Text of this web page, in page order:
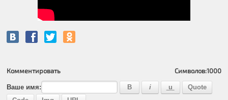
Комментировать Символов:1000
Ваше имя: